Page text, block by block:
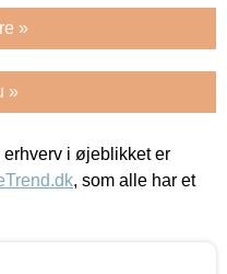
»
»
i øjeblikket er
, som alle har et